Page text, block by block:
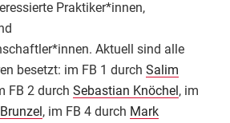
Praktiker*innen,
Aktuell sind alle
besetzt: im FB 1 durch Salim
FB 2 durch Sebastian Knöchel, im
, im FB 4 durch Mark